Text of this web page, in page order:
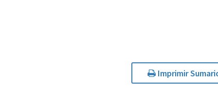
Imprimir